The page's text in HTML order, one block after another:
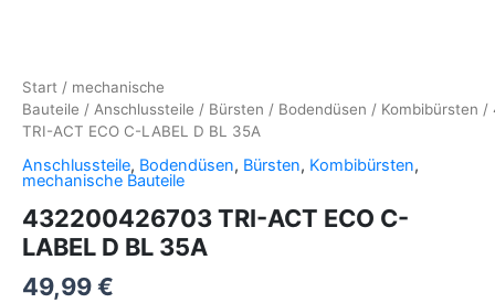
Start / mechanische
Bauteile / Anschlussteile / Bürsten / Bodendüsen / Kombibürsten /
TRI-ACT ECO C-LABEL D BL 35A
Anschlussteile, Bodendüsen, Bürsten, Kombibürsten,
mechanische Bauteile
432200426703 TRI-ACT ECO C-
LABEL D BL 35A
49,99€